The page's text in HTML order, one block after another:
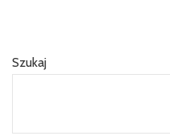
Szukaj